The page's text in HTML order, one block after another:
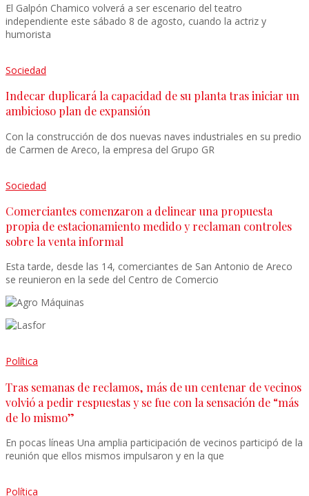
El Galpón Chamico volverá a ser escenario del teatro
independiente este sábado 8 de agosto, cuando la actriz y
humorista
Sociedad
Indecar duplicará la capacidad de su planta tras iniciar un
ambicioso plan de expansión
Con la construcción de dos nuevas naves industriales en su predio
de Carmen de Areco, la empresa del Grupo GR
Sociedad
Comerciantes comenzaron a delinear una propuesta
propia de estacionamiento medido y reclaman controles
sobre la venta informal
Esta tarde, desde las 14, comerciantes de San Antonio de Areco
se reunieron en la sede del Centro de Comercio
Política
Tras semanas de reclamos, más de un centenar de vecinos
volvió a pedir respuestas y se fue con la sensación de “más
de lo mismo”
En pocas líneas Una amplia participación de vecinos participó de la
reunión que ellos mismos impulsaron y en la que
Política